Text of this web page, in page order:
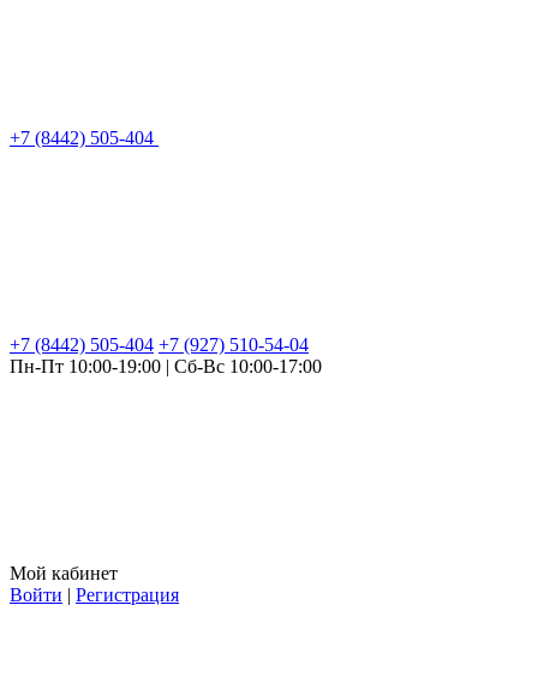
+7 (8442) 505-404
+7 (8442) 505-404 +7 (927) 510-54-04
Пн-Пт 10:00-19:00 | Сб-Вс 10:00-17:00
Мой кабинет
Войти | Регистрация